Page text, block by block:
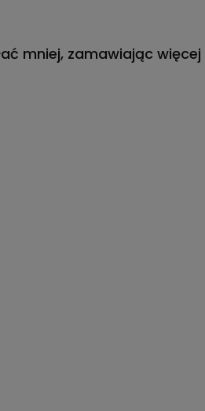
mniej, zamawiając więcej